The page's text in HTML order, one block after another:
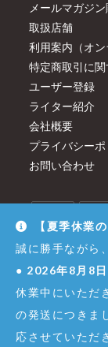
メールマガジ
取扱店舗
利用案内（オン
特定商取引に
ユーザー登録
ライター紹介
会社概要
プライバシー
お問い合わせ
【夏季休業
誠に勝手ながら
● 2026年8月8日
休業中にいただ
の発送につきま
応させていただ